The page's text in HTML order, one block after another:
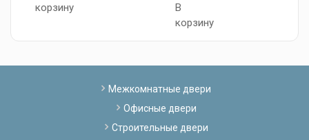
корзину
В
корзину
Межкомнатные двери
Офисные двери
Строительные двери